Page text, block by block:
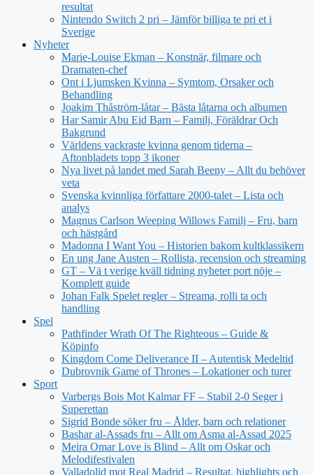
resultat
Nintendo Switch 2 pri – Jämför billiga te pri et i
Sverige
Nyheter
Marie-Louise Ekman – Konstnär, filmare och
Dramaten-chef
Ont i Ljumsken Kvinna – Symtom, Orsaker och
Behandling
Joakim Thåström-låtar – Bästa låtarna och albumen
Har Samir Abu Eid Barn – Familj, Föräldrar Och
Bakgrund
Världens vackraste kvinna genom tiderna –
Aftonbladets topp 3 ikoner
Nya livet på landet med Sarah Beeny – Allt du behöver
veta
Svenska kvinnliga författare 2000-talet – Lista och
analys
Magnus Carlson Weeping Willows Familj – Fru, barn
och hästgård
Madonna I Want You – Historien bakom kultklassikern
En ung Jane Austen – Rollista, recension och streaming
GT – Vä t verige kväll tidning nyheter port nöje –
Komplett guide
Johan Falk Spelet regler – Streama, rolli ta och
handling
Spel
Pathfinder Wrath Of The Righteous – Guide &
Köpinfo
Kingdom Come Deliverance II – Autentisk Medeltid
Dubrovnik Game of Thrones – Lokationer och turer
Sport
Varbergs Bois Mot Kalmar FF – Stabil 2-0 Seger i
Superettan
Sigrid Bonde söker fru – Ålder, barn och relationer
Bashar al-Assads fru – Allt om Asma al-Assad 2025
Meira Omar Love is Blind – Allt om Oskar och
Melodifestivalen
Valladolid mot Real Madrid – Resultat, highlights och